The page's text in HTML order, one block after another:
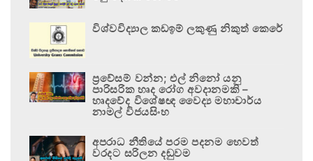
විශ්වවිද්‍යාල කඩඉම් ලකුණු නිකුත් කෙරේ
ප්‍රවේසම් වන්න; එල් නිනෝ යනු
පාරිසරික හෘද රෝග අවදානමකි –
හෘදවේද විශේෂඥ වෛද්‍ය මහාචාර්ය
නාමල් විජයසිංහ
අපරාධ නීතියේ පරම පදනම හෙවත්
වරදට සරිලන දඬුවම